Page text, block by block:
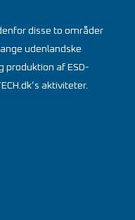
disse to områder
udenlandske
produktion af ESD-
aktiviteter.